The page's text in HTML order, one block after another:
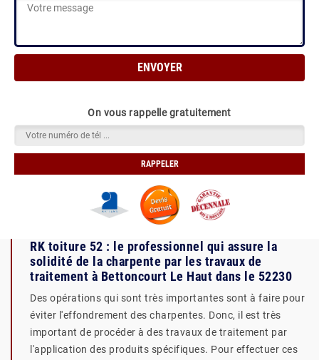
On vous rappelle gratuitement
RK toiture 52 : le professionnel qui assure la
solidité de la charpente par les travaux de
traitement à Bettoncourt Le Haut dans le 52230
Des opérations qui sont très importantes sont à faire pour
éviter l'effondrement des charpentes. Donc, il est très
important de procéder à des travaux de traitement par
l'application des produits spécifiques. Pour effectuer ces